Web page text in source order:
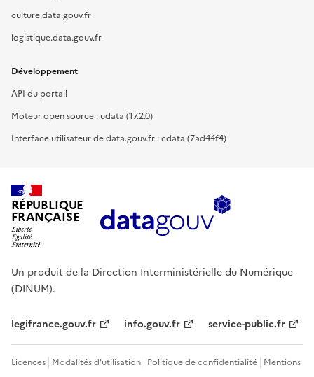
culture.data.gouv.fr
logistique.data.gouv.fr
Développement
API du portail
Moteur open source : udata (17.2.0)
Interface utilisateur de data.gouv.fr : cdata (7ad44f4)
RÉPUBLIQUE
FRANÇAISE
Un produit de la Direction Interministérielle du Numérique
(DINUM).
legifrance.gouv.fr info.gouv.fr service-public.fr
Licences Modalités d'utilisation Politique de confidentialité Mentions